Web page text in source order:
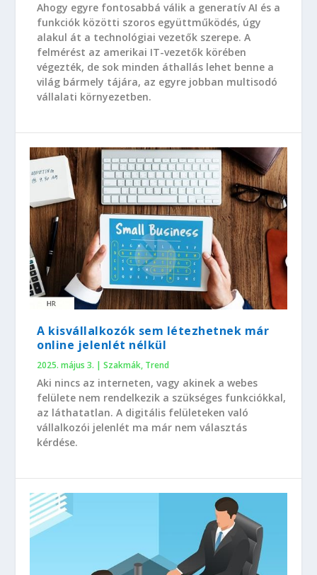
Ahogy egyre fontosabbá válik a generatív AI és a
funkciók közötti szoros együttműködés, úgy
alakul át a technológiai vezetők szerepe. A
felmérést az amerikai IT-vezetők körében
végezték, de sok minden áthallás lehet benne a
világ bármely tájára, az egyre jobban multisodó
vállalati környezetben.
A kisvállalkozók sem létezhetnek már
online jelenlét nélkül
2025. május 3. |Szakmák, Trend
Aki nincs az interneten, vagy akinek a webes
felülete nem rendelkezik a szükséges funkciókkal,
az láthatatlan. A digitális felületeken való
vállalkozói jelenlét ma már nem választás
kérdése.